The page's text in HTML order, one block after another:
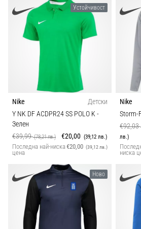
Устойчивост
Nike
Детски
Y NK DF ACDPR24 SS POLO K-
Зелен
€39,99(78,21 лв.) €20,00 (39,12 лв.)
Последна най-ниска
цена
€20,00 (39,12 лв.)
Nike
Storm-
€92,03
лв.)
ниска
Ново